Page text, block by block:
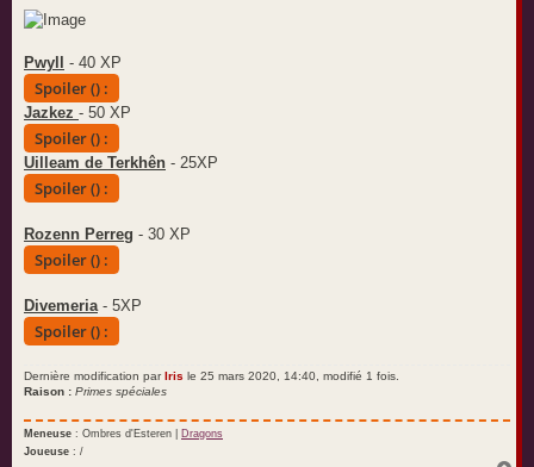
Pwyll - 40 XP
Spoiler () :
Jazkez - 50 XP
Spoiler () :
Uilleam de Terkhên - 25XP
Spoiler () :
Rozenn Perreg - 30 XP
Spoiler () :
Divemeria- 5XP
Spoiler () :
Dernière modification par Iris le 25 mars 2020, 14:40, modifié 1 fois.
Raison : Primes spéciales
Meneuse : Ombres d'Esteren | Dragons
Joueuse : /